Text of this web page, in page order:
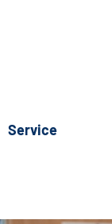
Service